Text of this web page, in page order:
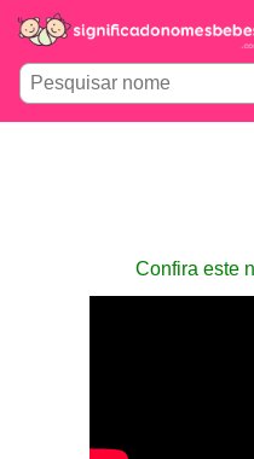
Confira este